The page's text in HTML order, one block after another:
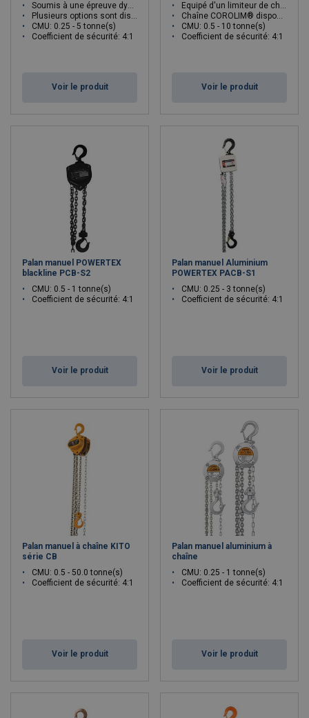
Vous ne savez pas quel palan à chaîne choisir ?Contactez nos
experts en cliquant ici !
Soumis à une épreuve dynamique à 1,5 fois la CMU
Plusieurs options sont disponibles sur demande
CMU: 0.25 - 5 tonne(s)
Coefficient de sécurité: 4:1
Voir le produit
Equipé d'un limiteur de charge (OLP)
Chaîne COROLIM® disponible sur demande
CMU: 0.5 - 10 tonne(s)
Coefficient de sécurité: 4:1
Voir le produit
Palan manuel POWERTEX
blackline PCB-S2
CMU: 0.5 - 1 tonne(s)
Coefficient de sécurité: 4:1
Voir le produit
Palan manuel Aluminium
POWERTEX PACB-S1
CMU: 0.25 - 3 tonne(s)
Coefficient de sécurité: 4:1
Voir le produit
Palan manuel à chaîne KITO
série CB
CMU: 0.5 - 50.0 tonne(s)
Coefficient de sécurité: 4:1
Voir le produit
Palan manuel aluminium à
chaîne
CMU: 0.25 - 1 tonne(s)
Coefficient de sécurité: 4:1
Voir le produit